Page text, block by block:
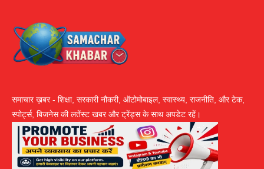
समाचार ख़बर - शिक्षा, सरकारी नौकरी, ऑटोमोबाइल, स्वास्थ्य, राजनीति, और टेक,
स्पोर्ट्स, बिजनेस की लतेंस्ट खबर और ट्रेंड्स के साथ अपडेट रहें।